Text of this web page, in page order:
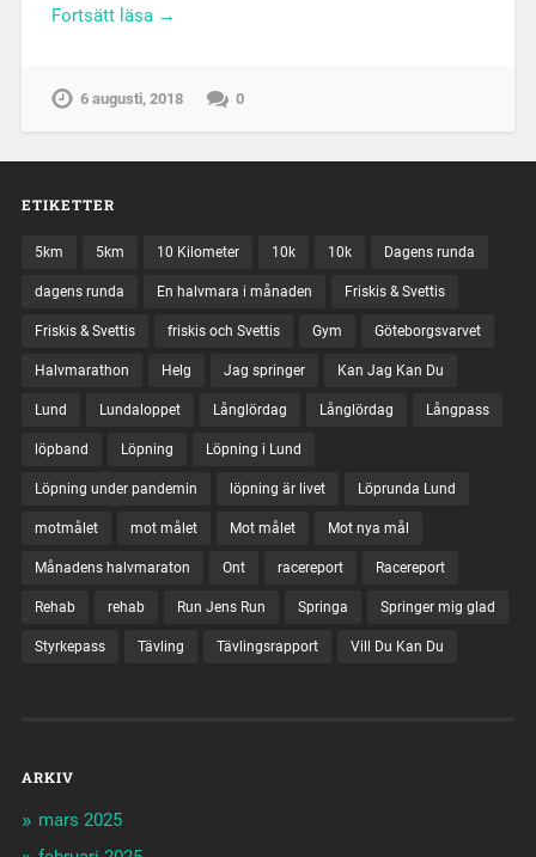
Fortsätt läsa →
6 augusti, 2018 0
ETIKETTER
5km 5km 10 Kilometer 10k 10k Dagens runda
dagens runda En halvmara i månaden Friskis & Svettis
Friskis & Svettis friskis och Svettis Gym Göteborgsvarvet
Halvmarathon Helg Jag springer Kan Jag Kan Du
Lund Lundaloppet Långlördag Långlördag Långpass
löpband Löpning Löpning i Lund
Löpning under pandemin löpning är livet Löprunda Lund
motmålet mot målet Mot målet Mot nya mål
Månadens halvmaraton Ont racereport Racereport
Rehab rehab Run Jens Run Springa Springer mig glad
Styrkepass Tävling Tävlingsrapport Vill Du Kan Du
ARKIV
mars 2025